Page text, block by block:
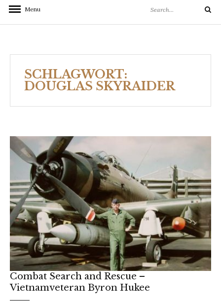
Menu
for:
Search
SCHLAGWORT:
DOUGLAS SKYRAIDER
Combat Search and Rescue –
Vietnamveteran Byron Hukee